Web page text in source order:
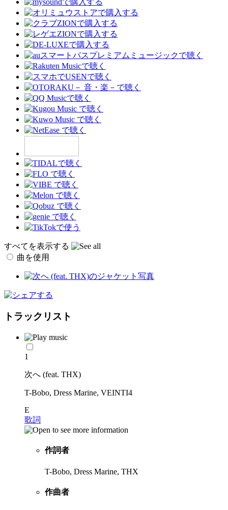
すべてを表示する
曲を使用
トラックリスト
1
次へ (feat. THX)
T-Bobo, Dress Marine, VEINTI4
E
歌詞
作詞者
T-Bobo, Dress Marine, THX
作曲者